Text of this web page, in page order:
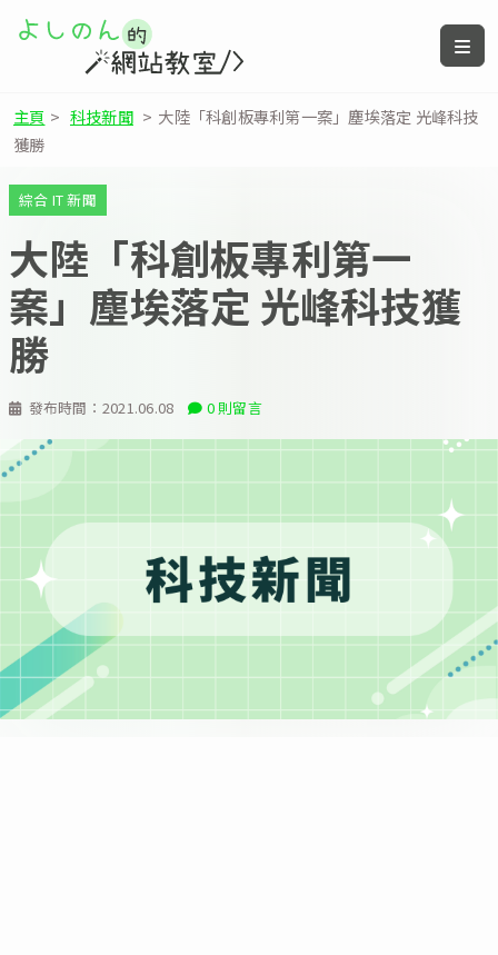
主頁 > 科技新聞 > 大陸「科創板專利第一案」塵埃落定 光峰科技
獲勝
發布時間： 2021.06.08 0 則留言
綜合 IT 新聞
大陸「科創板專利第一
案」塵埃落定 光峰科技獲
勝